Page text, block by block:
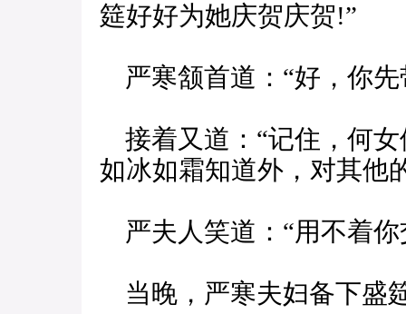
筵好好为她庆贺庆贺!”
严寒颔首道：“好，你先
接着又道：“记住，何
如冰如霜知道外，对其他
严夫人笑道：“用不着你
当晚，严寒夫妇备下盛